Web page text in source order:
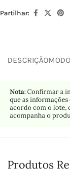
Partilhar:
DESCRIÇÃO
Nota:Confirmar a
que as
acordo com o lote,
acompanha o
Produtos